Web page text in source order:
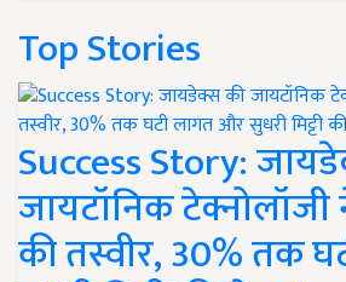
Top Stories
Success Story:
जायटॉनिक
की तस्वीर, 30% तक